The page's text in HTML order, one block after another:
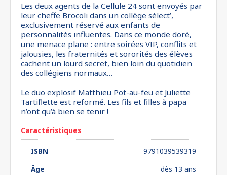
Les deux agents de la Cellule 24 sont envoyés par
leur cheffe Brocoli dans un collège sélect’,
exclusivement réservé aux enfants de
personnalités influentes. Dans ce monde doré,
une menace plane : entre soirées VIP, conflits et
jalousies, les fraternités et sororités des élèves
cachent un lourd secret, bien loin du quotidien
des collégiens normaux…
Le duo explosif Matthieu Pot-au-feu et Juliette
Tartiflette est reformé. Les fils et filles à papa
n’ont qu’à bien se tenir !
Caractéristiques
ISBN
9791039539319
Âge
dès 13 ans